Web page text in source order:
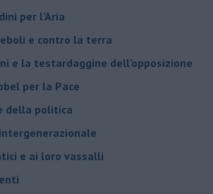
per l’Aria
e contro la terra
e la testardaggine dell’opposizione
per la Pace
della politica
e ai loro vassalli